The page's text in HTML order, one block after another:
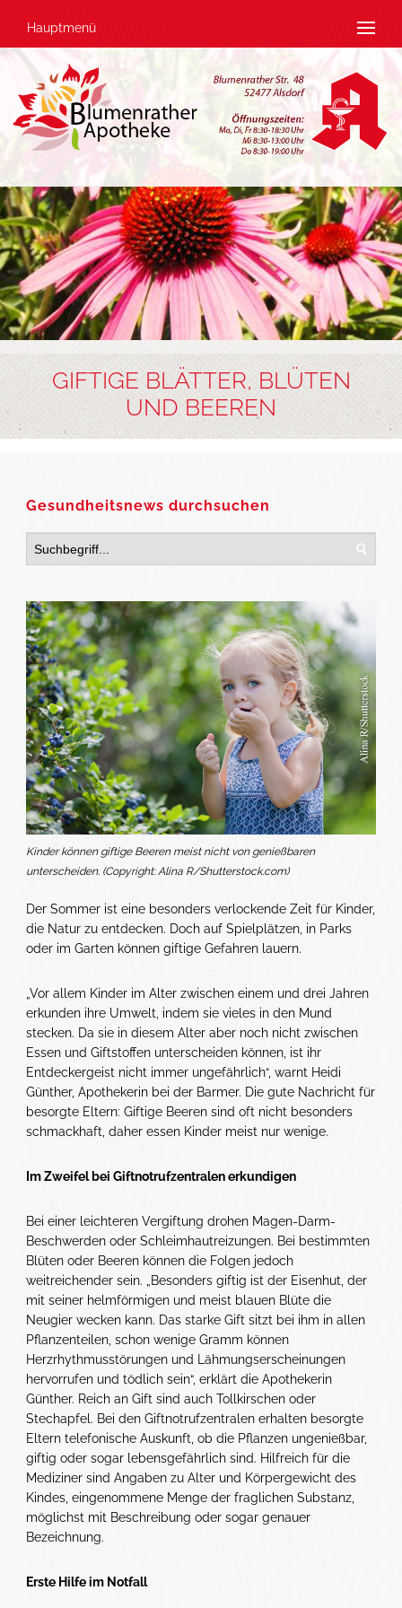
Hauptmenü
GIFTIGE BLÄTTER, BLÜTEN
UND BEEREN
Gesundheitsnews durchsuchen
Kinder können giftige Beeren meist nicht von genießbaren
unterscheiden. (Copyright: Alina R/Shutterstock.com)
Der Sommer ist eine besonders verlockende Zeit für Kinder,
die Natur zu entdecken. Doch auf Spielplätzen, in Parks
oder im Garten können giftige Gefahren lauern.
„Vor allem Kinder im Alter zwischen einem und drei Jahren
erkunden ihre Umwelt, indem sie vieles in den Mund
stecken. Da sie in diesem Alter aber noch nicht zwischen
Essen und Giftstoffen unterscheiden können, ist ihr
Entdeckergeist nicht immer ungefährlich“, warnt Heidi
Günther, Apothekerin bei der Barmer. Die gute Nachricht für
besorgte Eltern: Giftige Beeren sind oft nicht besonders
schmackhaft, daher essen Kinder meist nur wenige.
Im Zweifel bei Giftnotrufzentralen erkundigen
Bei einer leichteren Vergiftung drohen Magen-Darm-
Beschwerden oder Schleimhautreizungen. Bei bestimmten
Blüten oder Beeren können die Folgen jedoch
weitreichender sein. „Besonders giftig ist der Eisenhut, der
mit seiner helmförmigen und meist blauen Blüte die
Neugier wecken kann. Das starke Gift sitzt bei ihm in allen
Pflanzenteilen, schon wenige Gramm können
Herzrhythmusstörungen und Lähmungserscheinungen
hervorrufen und tödlich sein“, erklärt die Apothekerin
Günther. Reich an Gift sind auch Tollkirschen oder
Stechapfel. Bei den Giftnotrufzentralen erhalten besorgte
Eltern telefonische Auskunft, ob die Pflanzen ungenießbar,
giftig oder sogar lebensgefährlich sind. Hilfreich für die
Mediziner sind Angaben zu Alter und Körpergewicht des
Kindes, eingenommene Menge der fraglichen Substanz,
möglichst mit Beschreibung oder sogar genauer
Bezeichnung.
Erste Hilfe im Notfall